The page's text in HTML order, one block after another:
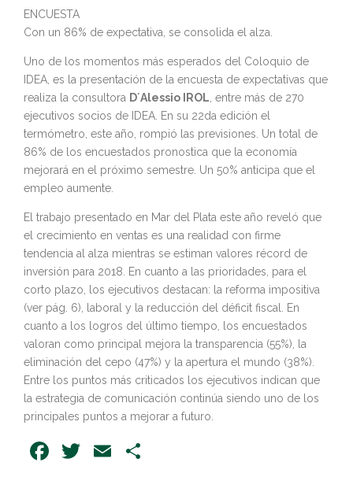
ENCUESTA
Con un 86% de expectativa, se consolida el alza.
Uno de los momentos más esperados del Coloquio de
IDEA, es la presentación de la encuesta de expectativas que
realiza la consultora D´Alessio IROL, entre más de 270
ejecutivos socios de IDEA. En su 22da edición el
termómetro, este año, rompió las previsiones. Un total de
86% de los encuestados pronostica que la economía
mejorará en el próximo semestre. Un 50% anticipa que el
empleo aumente.
El trabajo presentado en Mar del Plata este año reveló que
el crecimiento en ventas es una realidad con firme
tendencia al alza mientras se estiman valores récord de
inversión para 2018. En cuanto a las prioridades, para el
corto plazo, los ejecutivos destacan: la reforma impositiva
(ver pág. 6), laboral y la reducción del déficit fiscal. En
cuanto a los logros del último tiempo, los encuestados
valoran como principal mejora la transparencia (55%), la
eliminación del cepo (47%) y la apertura el mundo (38%).
Entre los puntos más criticados los ejecutivos indican que
la estrategia de comunicación continúa siendo uno de los
principales puntos a mejorar a futuro.
Facebook
Twitter
Email